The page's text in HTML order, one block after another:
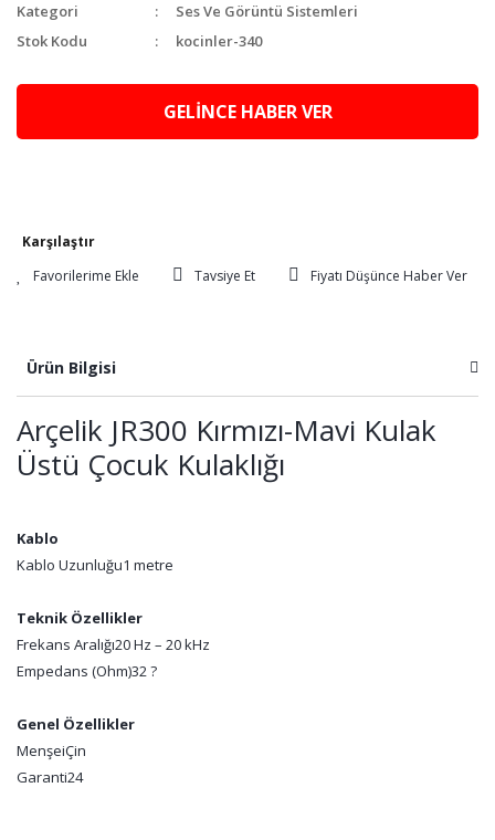
Kategori
Ses Ve Görüntü Sistemleri
Stok Kodu
kocinler-340
GELİNCE HABER VER
Karşılaştır
Tavsiye Et
Fiyatı Düşünce Haber Ver
Ürün Bilgisi
Arçelik JR300 Kırmızı-Mavi Kulak
Üstü Çocuk Kulaklığı
Kablo
Kablo Uzunluğu1 metre
Teknik Özellikler
Frekans Aralığı20 Hz – 20 kHz
Empedans (Ohm)32 ?
Genel Özellikler
MenşeiÇin
Garanti24